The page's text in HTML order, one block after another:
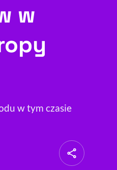
dostępność , otwiera się w nowym
w
w tym czasie